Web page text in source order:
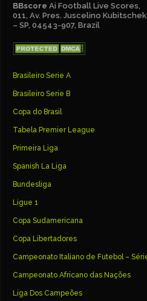
BBscore Ai Football Live Scores,
011, Av. Pres. Juscelino
– SP, 04543-907, Brazil
Brasileiro Serie A
Brasileiro Serie B
Copa do Brasil
Tabela Premier League
Primeira Liga
Spanish La Liga
Bundesliga
Ligue 1
Copa Sudamericana
Copa Libertadores
Campeonato Italiano de Futebol –
Campeonato Africano das Nações
Liga Dos Campeões